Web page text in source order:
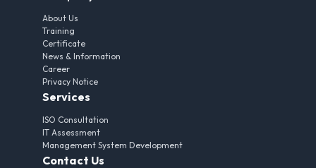
About Us
Training
Certificate
News & Information
Career
Privacy Notice
Services
ISO Consultation
IT Assessment
Management System Development
Contact Us